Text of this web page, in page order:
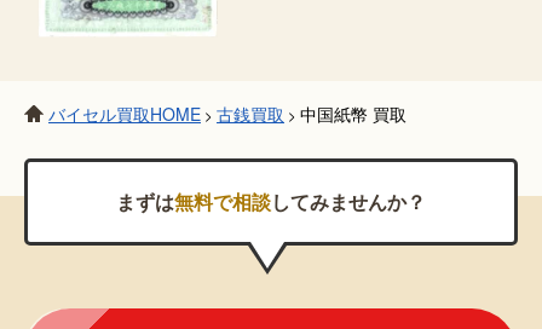
バイセル買取HOME > 古銭買取 > 中国紙幣 買取
まずは無料で相談してみませんか？